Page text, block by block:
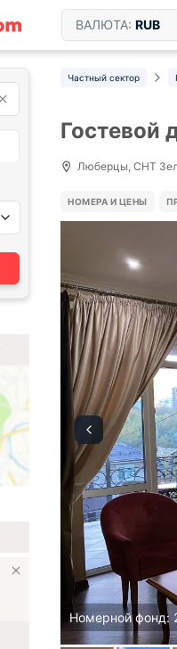
ВАЛЮТА: RUB
Частный сектор
Гостевой
Люберцы, СНТ
НОМЕРА И ЦЕНЫ
Номерной фонд: